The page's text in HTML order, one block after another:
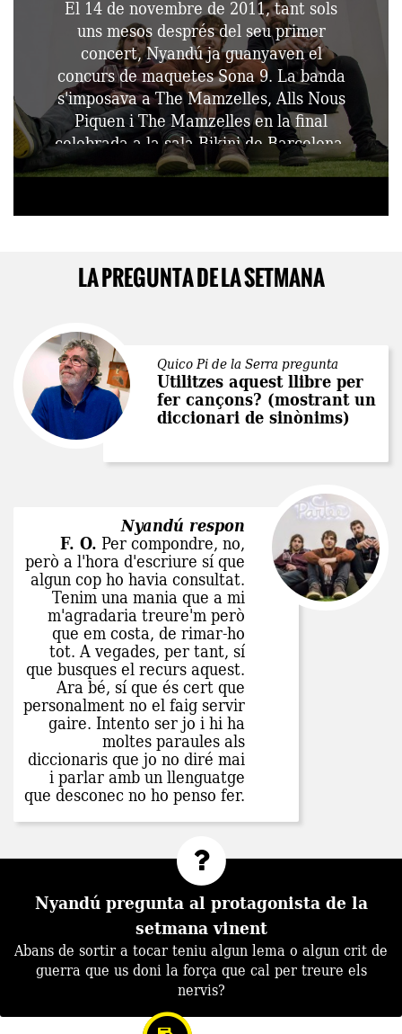
El 14 de novembre de 2011, tant sols
uns mesos després del seu primer
concert, Nyandú ja guanyaven el
concurs de maquetes Sona 9. La banda
s'imposava a The Mamzelles, Alls Nous
Piquen i The Mamzelles en la final
celebrada a la sala Bikini de Barcelona.
LA PREGUNTA DE LA SETMANA
Quico Pi de la Serra pregunta
Utilitzes aquest llibre per
fer cançons? (mostrant un
diccionari de sinònims)
Nyandú respon
F. O. Per compondre, no,
però a l'hora d'escriure sí que
algun cop ho havia consultat.
Tenim una mania que a mi
m'agradaria treure'm però
que em costa, de rimar-ho
tot. A vegades, per tant, sí
que busques el recurs aquest.
Ara bé, sí que és cert que
personalment no el faig servir
gaire. Intento ser jo i hi ha
moltes paraules als
diccionaris que jo no diré mai
i parlar amb un llenguatge
que desconec no ho penso fer.
Nyandú pregunta al protagonista de la
setmana vinent
Abans de sortir a tocar teniu algun lema o algun crit de
guerra que us doni la força que cal per treure els
nervis?